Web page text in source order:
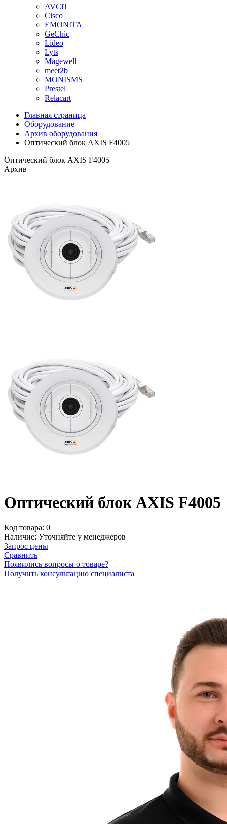
AVCiT
Cisco
EMONITA
GeChic
Lideo
Lyts
Magewell
meet2b
MONISMS
Prestel
Relacart
Главная страница
Оборудование
Архив оборудования
Оптический блок AXIS F4005
Оптический блок AXIS F4005
Архив
Оптический блок AXIS F4005
Код товара: 0
Наличие: Уточняйте у менеджеров
Запрос цены
Сравнить
Появились вопросы о товаре?
Получить консультацию специалиста